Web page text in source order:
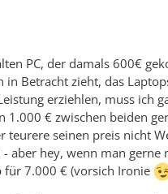
PC, der damals 600€
in Betracht zieht, das
erziehlen, muss ich
1.000 € zwischen beiden
teurere seinen preis nicht
- aber hey, wenn man
7.000 € (vorsich Ironie